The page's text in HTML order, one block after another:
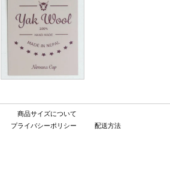
商品サイズについて
プライバシーポリシー 配送方法